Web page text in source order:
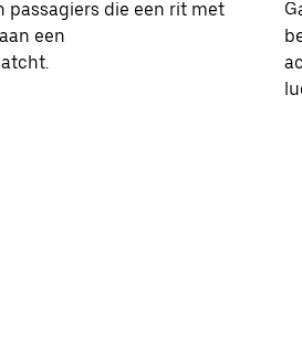
passagiers die een rit met
een